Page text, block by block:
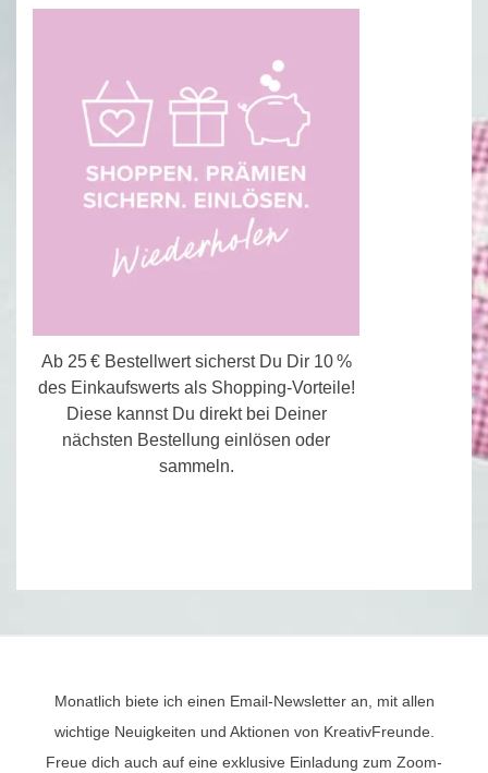
Ab 25 € Bestellwert sicherst Du Dir 10 %
des Einkaufswerts als Shopping-Vorteile!
Diese kannst Du direkt bei Deiner
nächsten Bestellung einlösen oder
sammeln.
Monatlich biete ich einen Email-Newsletter an, mit allen
wichtige Neuigkeiten und Aktionen von KreativFreunde.
Freue dich auch auf eine exklusive Einladung zum Zoom-